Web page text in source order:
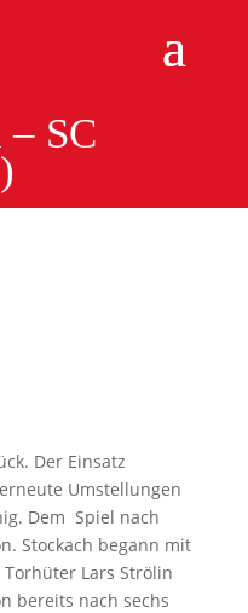
SC
Der Einsatz
Umstellungen
Dem Spiel nach
Stockach begann mit
Lars Strölin
bereits nach sechs